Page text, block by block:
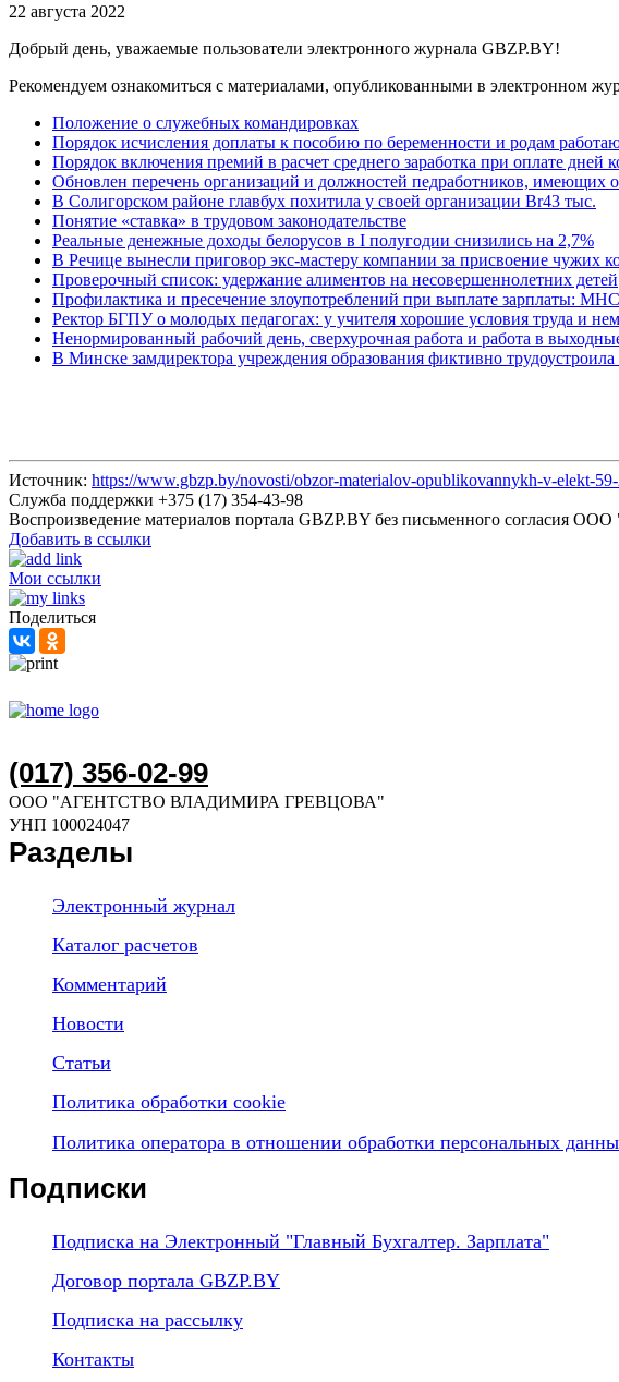
22 августа 2022
Добрый день, уважаемые пользователи электронного журнала GBZP.BY!
Рекомендуем ознакомиться с материалами, опубликованными в электронном
Положение о служебных командировках
Порядок исчисления доплаты к пособию по беременности и родам
Порядок включения премий в расчет среднего заработка при оплате дней
Обновлен перечень организаций и должностей педработников, имеющих
В Солигорском районе главбух похитила у своей организации Br43 тыс.
Понятие «ставка» в трудовом законодательстве
Реальные денежные доходы белорусов в I полугодии снизились на 2,7%
В Речице вынесли приговор экс-мастеру компании за присвоение чужих
Проверочный список: удержание алиментов на несовершеннолетних детей
Профилактика и пресечение злоупотреблений при выплате зарплаты:
Ректор БГПУ о молодых педагогах: у учителя хорошие условия труда и
Ненормированный рабочий день, сверхурочная работа и работа в
В Минске замдиректора учреждения образования фиктивно
Источник: https://www.gbzp.by/novosti/obzor-materialov-opublikovannykh-v-elekt-
Служба поддержки +375 (17) 354-43-98
Воспроизведение материалов портала GBZP.BY без письменного
Добавить в ссылки
Мои ссылки
Поделиться
(017) 356-02-99
ООО "АГЕНТСТВО ВЛАДИМИРА ГРЕВЦОВА"
УНП 100024047
Разделы
Электронный журнал
Каталог расчетов
Комментарий
Новости
Статьи
Политика обработки cookie
Политика оператора в отношении обработки персональных
Подписки
Подписка на Электронный "Главный Бухгалтер. Зарплата"
Договор портала GBZP.BY
Подписка на рассылку
Контакты